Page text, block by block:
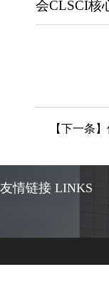
会CLSCI核
【下一条】
友情链接 LINKS